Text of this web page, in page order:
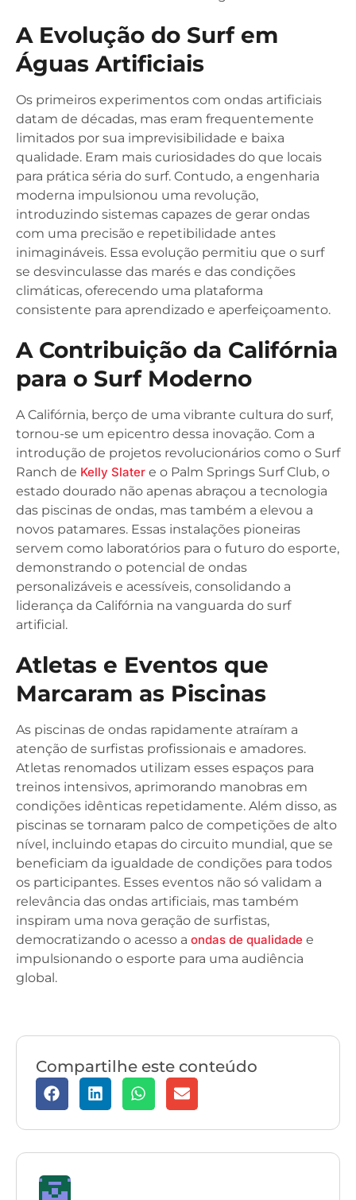
A Evolução do Surf em
Águas Artificiais
Os primeiros experimentos com ondas artificiais
datam de décadas, mas eram frequentemente
limitados por sua imprevisibilidade e baixa
qualidade. Eram mais curiosidades do que locais
para prática séria do surf. Contudo, a engenharia
moderna impulsionou uma revolução,
introduzindo sistemas capazes de gerar ondas
com uma precisão e repetibilidade antes
inimagináveis. Essa evolução permitiu que o surf
se desvinculasse das marés e das condições
climáticas, oferecendo uma plataforma
consistente para aprendizado e aperfeiçoamento.
A Contribuição da Califórnia
para o Surf Moderno
A Califórnia, berço de uma vibrante cultura do surf,
tornou-se um epicentro dessa inovação. Com a
introdução de projetos revolucionários como o Surf
Ranch de Kelly Slater e o Palm Springs Surf Club, o
estado dourado não apenas abraçou a tecnologia
das piscinas de ondas, mas também a elevou a
novos patamares. Essas instalações pioneiras
servem como laboratórios para o futuro do esporte,
demonstrando o potencial de ondas
personalizáveis e acessíveis, consolidando a
liderança da Califórnia na vanguarda do surf
artificial.
Atletas e Eventos que
Marcaram as Piscinas
As piscinas de ondas rapidamente atraíram a
atenção de surfistas profissionais e amadores.
Atletas renomados utilizam esses espaços para
treinos intensivos, aprimorando manobras em
condições idênticas repetidamente. Além disso, as
piscinas se tornaram palco de competições de alto
nível, incluindo etapas do circuito mundial, que se
beneficiam da igualdade de condições para todos
os participantes. Esses eventos não só validam a
relevância das ondas artificiais, mas também
inspiram uma nova geração de surfistas,
democratizando o acesso a ondas de qualidade e
impulsionando o esporte para uma audiência
global.
Compartilhe este conteúdo